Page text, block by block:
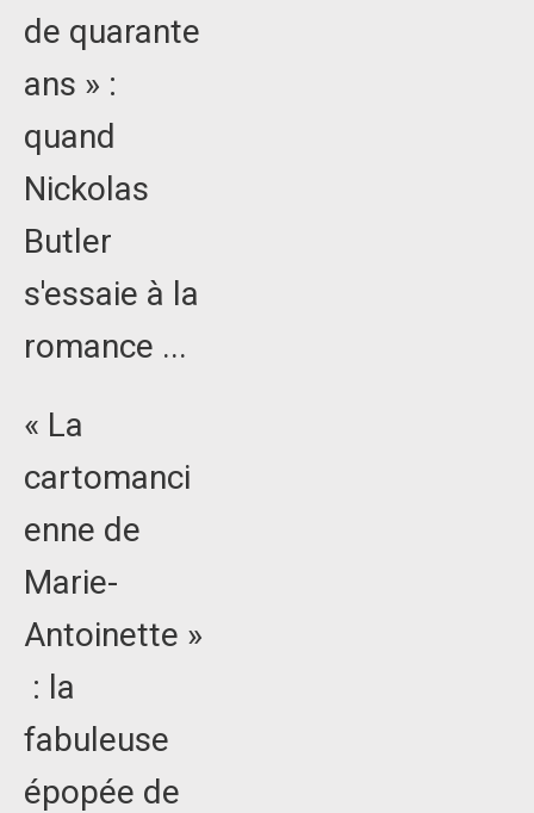
de quarante
ans » :
quand
Nickolas
Butler
s'essaie à la
romance ...
« La
cartomanci
enne de
Marie-
Antoinette »
: la
fabuleuse
épopée de